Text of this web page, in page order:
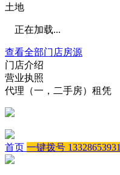
土地
正在加载...
查看全部门店房源
门店介绍
营业执照
代理（一，二手房）租凭
首页 一键拨号 13328653931